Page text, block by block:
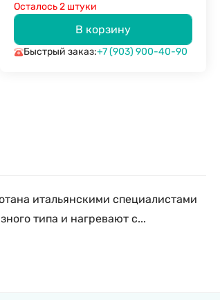
Осталось 2 штуки
В корзину
Быстрый заказ:+7 (903) 900-40-90
итальянскими специалистами
типа и нагревают с...